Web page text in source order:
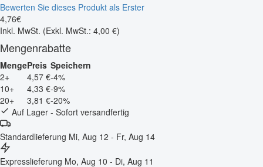
Bewerten Sie dieses Produkt als Erster
4,76€
Inkl. MwSt. (Exkl. MwSt.: 4,00 €)
Mengenrabatte
MengePreis Speichern
2+
4,57 €-4%
10+
4,33 €-9%
20+
3,81 €-20%
Auf Lager - Sofort versandfertig
Standardlieferung Mi, Aug 12 - Fr, Aug 14
Expresslieferung Mo, Aug 10 - Di, Aug 11